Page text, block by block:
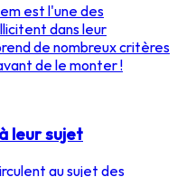
est l'une des
dans leur
de nombreux critères
de le monter !
leur sujet
au sujet des